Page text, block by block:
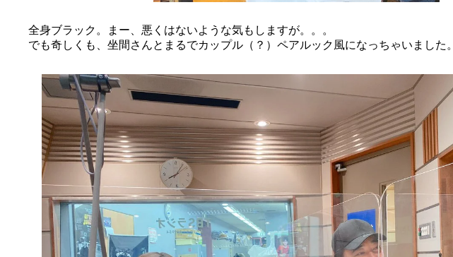
全身ブラック。まー、悪くはないような気もしますが。。。
でも奇しくも、坐間さんとまるでカップル（？）ペアルック風になっちゃいました。